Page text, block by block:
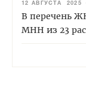
12 АВГУСТА 2025
В перечень
МНН из 23